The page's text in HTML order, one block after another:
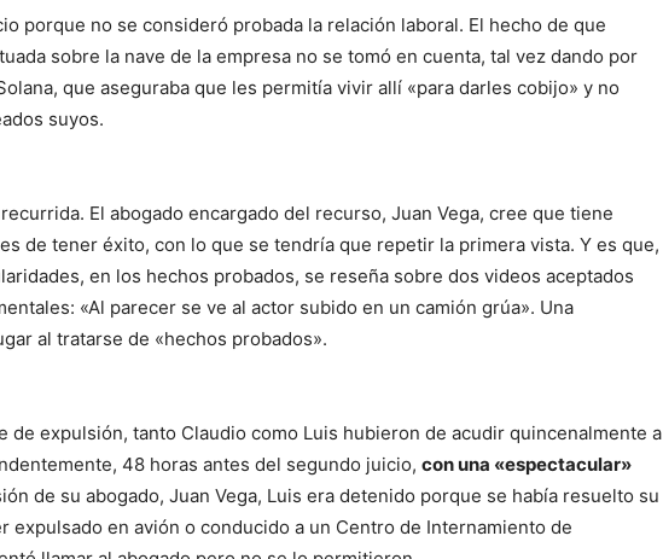
porque no se consideró probada la relación laboral. El hecho de que
sobre la nave de la empresa no se tomó en cuenta, tal vez dando por
que aseguraba que les permitía vivir allí «para darles cobijo» y no
suyos.
El abogado encargado del recurso, Juan Vega, cree que tiene
de tener éxito, con lo que se tendría que repetir la primera vista. Y es que,
en los hechos probados, se reseña sobre dos videos aceptados
«Al parecer se ve al actor subido en un camión grúa». Una
al tratarse de «hechos probados».
de expulsión, tanto Claudio como Luis hubieron de acudir quincenalmente a
48 horas antes del segundo juicio, con una «espectacular»
de su abogado, Juan Vega, Luis era detenido porque se había resuelto su
expulsado en avión o conducido a un Centro de Internamiento de